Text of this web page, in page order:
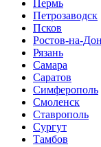
Пермь
Петрозаводск
Псков
Ростов-на-
Рязань
Самара
Саратов
Симферополь
Смоленск
Ставрополь
Сургут
Тамбов